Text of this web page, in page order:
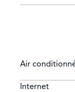
Air
Internet